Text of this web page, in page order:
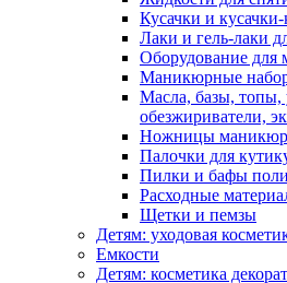
Кусачки и
Лаки и гель-лаки
Оборудование
Маникюрные
Масла, базы, топы,
обезжириватели,
Ножницы
Палочки для
Пилки и бафы
Расходные
Щетки и пемзы
Детям: уходовая
Емкости
Детям: косметика